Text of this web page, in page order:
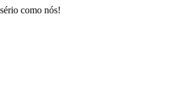
como nós!